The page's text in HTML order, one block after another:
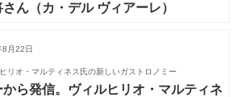
ん（カ・デル ヴィアーレ）
月22日
リオ・マルティネス氏の新しいガストロノミー
から発信。ヴィルヒリオ・マルティネ